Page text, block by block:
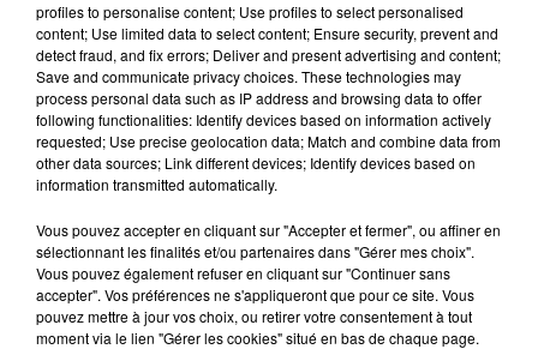
SAINT-ETIENNE : DÉPART DE FEU RUE ROGER
SALENGRO, LE SECTEUR À ÉVITER
profiles to personalise content; Use profiles to select personalised
content; Use limited data to select content; Ensure security, prevent and
detect fraud, and fix errors; Deliver and present advertising and content;
Save and communicate privacy choices. These technologies may
process personal data such as IP address and browsing data to offer
following functionalities: Identify devices based on information actively
requested; Use precise geolocation data; Match and combine data from
other data sources; Link different devices; Identify devices based on
information transmitted automatically.
Vous pouvez accepter en cliquant sur "Accepter et fermer", ou affiner en
sélectionnant les finalités et/ou partenaires dans "Gérer mes choix".
Vous pouvez également refuser en cliquant sur "Continuer sans
accepter". Vos préférences ne s'appliqueront que pour ce site. Vous
pouvez mettre à jour vos choix, ou retirer votre consentement à tout
moment via le lien "Gérer les cookies" situé en bas de chaque page.